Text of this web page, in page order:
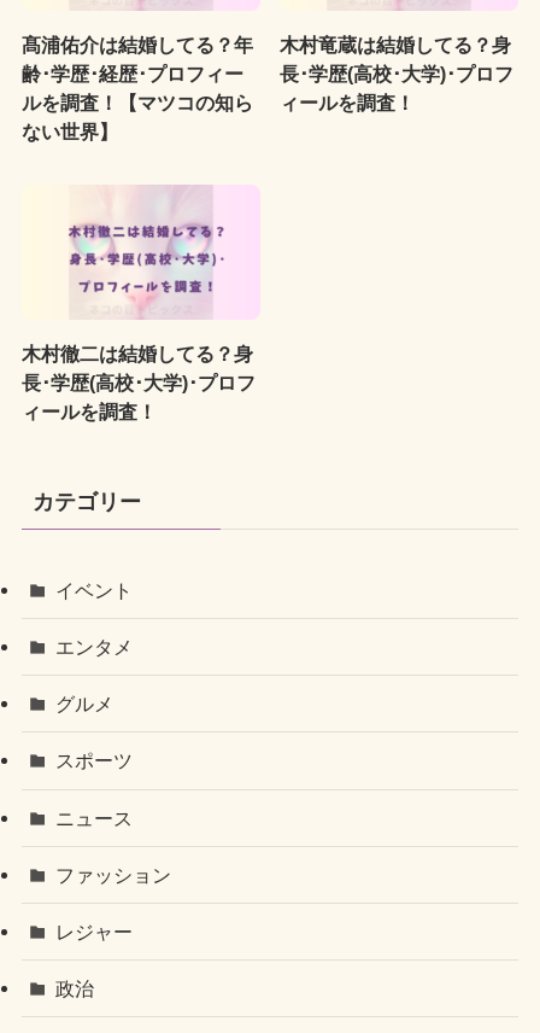
髙浦佑介は結婚してる？年
齢･学歴･経歴･プロフィー
ルを調査！【マツコの知ら
ない世界】
木村竜蔵は結婚してる？身
長･学歴(高校･大学)･プロフ
ィールを調査！
木村徹二は結婚してる？身
長･学歴(高校･大学)･プロフ
ィールを調査！
カテゴリー
イベント
エンタメ
グルメ
スポーツ
ニュース
ファッション
レジャー
政治